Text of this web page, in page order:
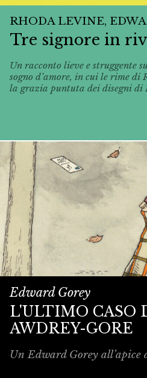
RHODA LEVINE,
Tre signore in
Un racconto lieve e struggente
sogno d’amore, in cui le rime
la grazia puntuta dei disegni di
Edward Gorey
L'ULTIMO CASO
AWDREY-GORE
Un Edward Gorey all’apice